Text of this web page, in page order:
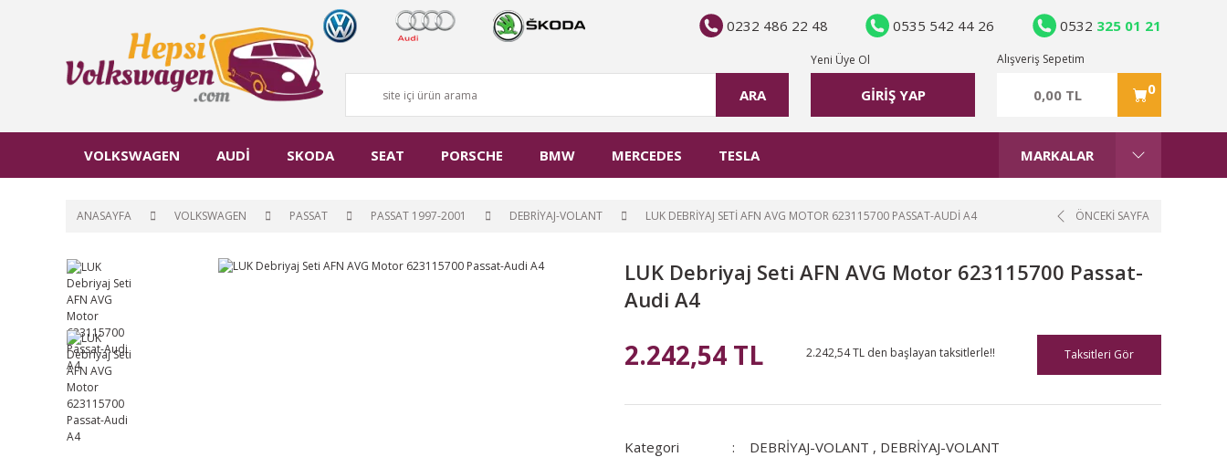
ARA GİRİŞ YAP
Yeni Üye Ol
0,00 TL 0
Alışveriş Sepetim
0232 486 22 48 0535 542 44 26 0532 325 01 21
VOLKSWAGEN AUDİ SKODA SEAT PORSCHE BMW MERCEDES TESLA MARKALAR
ANASAYFA VOLKSWAGEN PASSAT PASSAT 1997-2001 DEBRİYAJ-VOLANT LUK DEBRIYAJ SETI AFN AVG MOTOR 623115700 PASSAT-AUDI A4 ÖNCEKİ SAYFA
LUK Debriyaj Seti AFN AVG Motor 623115700 Passat-
Audi A4
2.242,54 TL 2.242,54 TL den başlayan taksitlerle!! Taksitleri Gör
Kategori DEBRİYAJ-VOLANT , DEBRİYAJ-VOLANT